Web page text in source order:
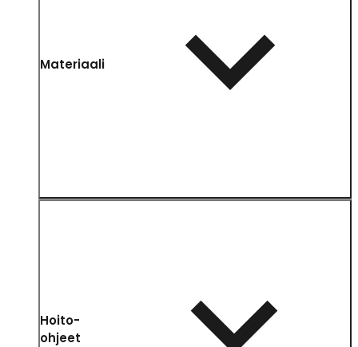
Materiaali
Hoito-
ohjeet